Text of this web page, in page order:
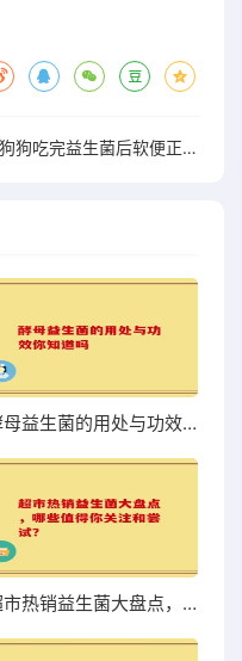
狗狗吃完益生菌后软便正常，真的是好事吗？快来了解
酵母益生菌的用处与功效你知道吗
超市热销益生菌大盘点，哪些值得你关注和尝试？